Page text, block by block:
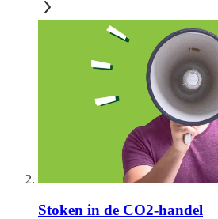
Stoken in de CO2-handel